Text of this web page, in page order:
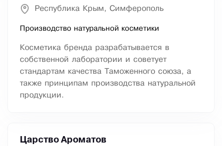
Республика Крым, Симферополь
Производство натуральной косметики
Косметика бренда разрабатывается в
собственной лаборатории и советует
стандартам качества Таможенного союза, а
также принципам производства натуральной
продукции.
Царство Ароматов